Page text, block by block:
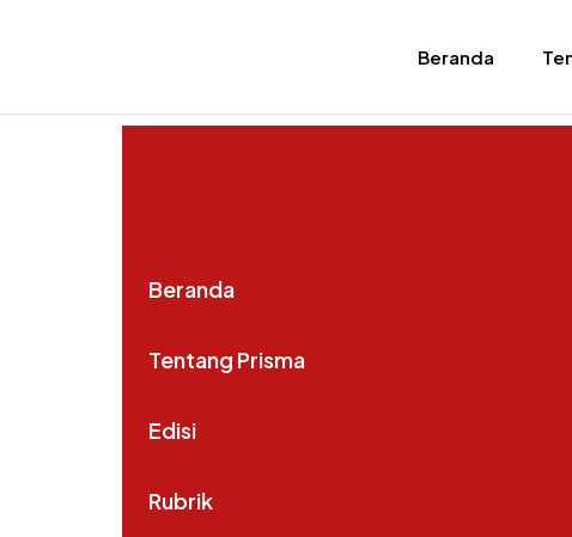
Beranda
Beranda
Tentang Prisma
Edisi
Rubrik